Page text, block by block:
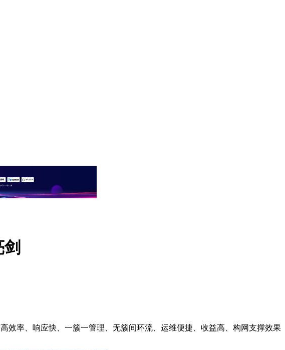
效率、响应快、一簇一管理、无簇间环流、运维便捷、收益高、构网支撑效果